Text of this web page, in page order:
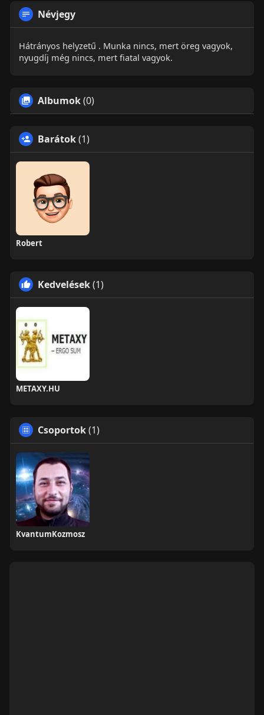
Névjegy
Hátrányos helyzetű . Munka nincs, mert öreg vagyok,
nyugdíj még nincs, mert fiatal vagyok.
Albumok(0)
Barátok(1)
Robert
Kedvelések(1)
METAXY.HU
Csoportok(1)
KvantumKozmosz